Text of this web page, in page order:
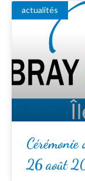
actualités
26 août